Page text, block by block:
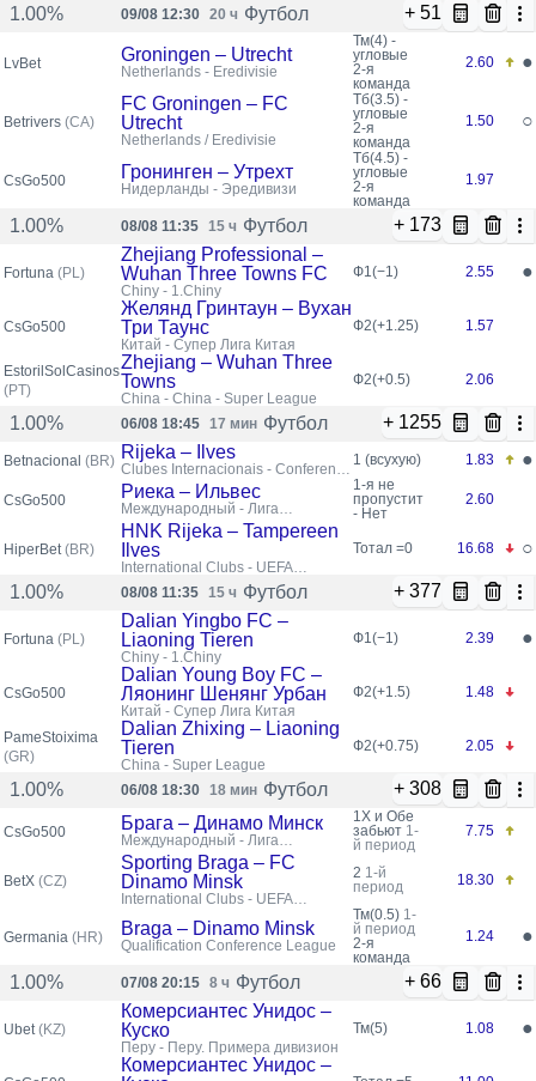
1.00% 09/08 12:30 20 ч Футбол + 51
LvBet Groningen – Utrecht
Netherlands - Eredivisie
Тм(4) -
угловые
2-я
команда
2.60 ●
Betrivers (CA)
FC Groningen – FC
Utrecht
Netherlands / Eredivisie
Тб(3.5) -
угловые
2-я
команда
1.50 ○
CsGo500 Гронинген – Утрехт
Нидерланды - Эредивизи
Тб(4.5) -
угловые
2-я
команда
1.97
1.00% 08/08 11:35 15 ч Футбол + 173
Fortuna (PL)
Zhejiang Professional –
Wuhan Three Towns FC
Chiny - 1.Chiny
Ф1(−1) 2.55 ●
CsGo500
Желянд Гринтаун – Вухан
Три Таунс
Китай - Супер Лига Китая
Ф2(+1.25) 1.57
EstorilSolCasinos
(PT)
Zhejiang – Wuhan Three
Towns
China - China - Super League
Ф2(+0.5) 2.06
1.00% 06/08 18:45 17 мин Футбол + 1255
Betnacional (BR) Rijeka – Ilves
Clubes Internacionais - Conference
League Eliminatórias
1 (всухую) 1.83 ●
CsGo500 Риека – Ильвес
Международный - Лига
конференций УЕФА,
Квалификация
1-я не
пропустит
- Нет
2.60
HiperBet(BR)
HNK Rijeka – Tampereen
Ilves
International Clubs - UEFA
Conference League 26/27
Тотал =0 16.68 ○
1.00% 08/08 11:35 15 ч Футбол + 377
Fortuna (PL)
Dalian Yingbo FC –
Liaoning Tieren
Chiny - 1.Chiny
Ф1(−1) 2.39 ●
CsGo500
Dalian Young Boy FC –
Ляонинг Шенянг Урбан
Китай - Супер Лига Китая
Ф2(+1.5) 1.48
PameStoixima
(GR)
Dalian Zhixing – Liaoning
Tieren
China - Super League
Ф2(+0.75) 2.05
1.00% 06/08 18:30 18 мин Футбол + 308
CsGo500 Брага – Динамо Минск
Международный - Лига
конференций УЕФА,
Квалификация
1X и Обе
забьют 1-
й период
7.75
BetX (CZ)
Sporting Braga – FC
Dinamo Minsk
International Clubs - UEFA
2 1-й
период
18.30
Germania (HR) Braga – Dinamo Minsk
Qualification Conference League
Тм(0.5) 1-
й период
2-я
команда
1.24 ●
1.00% 07/08 20:15 8 ч Футбол + 66
Ubet(KZ)
Комерсиантес Унидос –
Куско
Перу - Перу. Примера дивизион
Тм(5) 1.08 ●
Комерсиантес Унидос –